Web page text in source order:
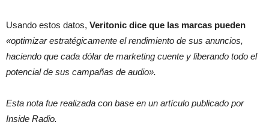
Usando estos datos, Veritonic dice que las marcas pueden
«optimizar estratégicamente el rendimiento de sus anuncios,
haciendo que cada dólar de marketing cuente y liberando todo el
potencial de sus campañas de audio».
Esta nota fue realizada con base en un artículo publicado por
Inside Radio.